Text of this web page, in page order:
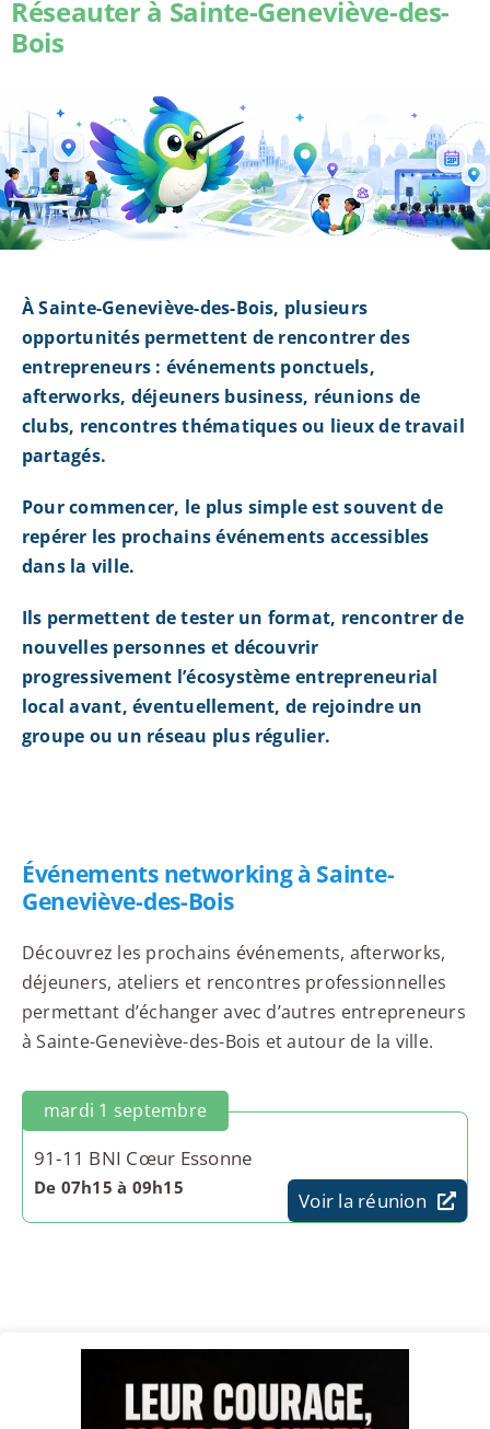
Réseauter à Sainte-Geneviève-des-
Bois
À Sainte-Geneviève-des-Bois, plusieurs
opportunités permettent de rencontrer des
entrepreneurs : événements ponctuels,
afterworks, déjeuners business, réunions de
clubs, rencontres thématiques ou lieux de travail
partagés.
Pour commencer, le plus simple est souvent de
repérer les prochains événements accessibles
dans la ville.
Ils permettent de tester un format, rencontrer de
nouvelles personnes et découvrir
progressivement l’écosystème entrepreneurial
local avant, éventuellement, de rejoindre un
groupe ou un réseau plus régulier.
Événements networking à Sainte-
Geneviève-des-Bois
Découvrez les prochains événements, afterworks,
déjeuners, ateliers et rencontres professionnelles
permettant d’échanger avec d’autres entrepreneurs
à Sainte-Geneviève-des-Bois et autour de la ville.
mardi 1 septembre
91-11 BNI Cœur Essonne
De 07h15 à 09h15
Voir la réunion